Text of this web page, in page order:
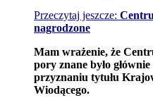
Przeczytaj jeszcze:
nagrodzone
Mam wrażenie, że
pory znane było
przyznaniu tytułu
Wiodącego.